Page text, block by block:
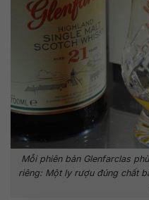
Mỗi phiên bản Glenfarclas
riêng: Một ly rượu đúng chất